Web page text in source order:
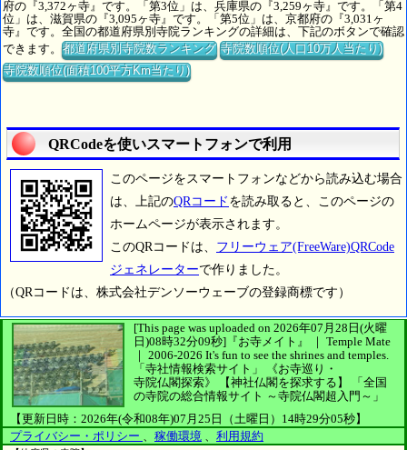
府の『3,372ヶ寺』です。「第3位」は、兵庫県の『3,259ヶ寺』です。「第4
位」は、滋賀県の『3,095ヶ寺』です。「第5位」は、京都府の『3,031ヶ
寺』です。全国の都道府県別寺院ランキングの詳細は、下記のボタンで確認
できます。都道府県別寺院数ランキング 寺院数順位(人口10万人当たり)
寺院数順位(面積100平方Km当たり)
QRCodeを使いスマートフォンで利用
このページをスマートフォンなどから読み込む場合
は、上記のQRコード を読み取ると、このページの
ホームページが表示されます。
このQRコードは、 フリーウェア(FreeWare)QRCode
ジェネレーターで作りました。
（QRコードは、株式会社デンソーウェーブの登録商標です）
[This page was uploaded on 2026年07月28日(火曜
日)08時32分09秒] 『お寺メイト』 ｜ Temple Mate
｜ 2006-2026 It's fun to see the shrines and temples.
「寺社情報検索サイト」
《お寺巡り・
寺院仏閣探索》
【神社仏閣を探求する】
「全国
の寺院の総合情報サイト ～寺院仏閣超入門～」
【更新日時：2026年(令和08年)07月25日（土曜日）14時29分05秒】
プライバシー・ポリシー 、 稼働環境 、 利用規約